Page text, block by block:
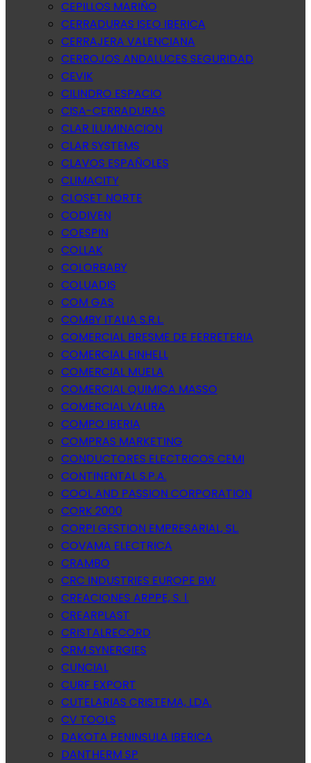
CEPILLOS MARIÑO
CERRADURAS ISEO IBERICA
CERRAJERA VALENCIANA
CERROJOS ANDALUCES SEGURIDAD
CEVIK
CILINDRO ESPACIO
CISA-CERRADURAS
CLAR ILUMINACION
CLAR SYSTEMS
CLAVOS ESPAÑOLES
CLIMACITY
CLOSET NORTE
CODIVEN
COESPIN
COLLAK
COLORBABY
COLUADIS
COM GAS
COMBY ITALIA S.R.L.
COMERCIAL BRESME DE FERRETERIA
COMERCIAL EINHELL
COMERCIAL MUELA
COMERCIAL QUIMICA MASSO
COMERCIAL VALIRA
COMPO IBERIA
COMPRAS MARKETING
CONDUCTORES ELECTRICOS CEMI
CONTINENTAL S.P.A.
COOL AND PASSION CORPORATION
CORK 2000
CORPI GESTION EMPRESARIAL, SL.
COVAMA ELECTRICA
CRAMBO
CRC INDUSTRIES EUROPE BW
CREACIONES ARPPE, S. l.
CREARPLAST
CRISTALRECORD
CRM SYNERGIES
CUNCIAL
CURF EXPORT
CUTELARIAS CRISTEMA, LDA.
CV TOOLS
DAKOTA PENINSULA IBERICA
DANTHERM SP